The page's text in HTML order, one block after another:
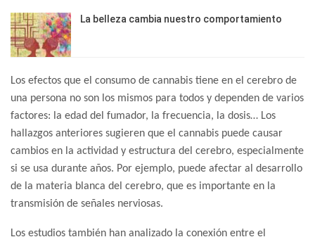
La belleza cambia nuestro comportamiento
Los efectos que el consumo de cannabis tiene en el cerebro de
una persona no son los mismos para todos y dependen de varios
factores: la edad del fumador, la frecuencia, la dosis… Los
hallazgos anteriores sugieren que el cannabis puede causar
cambios en la actividad y estructura del cerebro, especialmente
si se usa durante años. Por ejemplo, puede afectar al desarrollo
de la materia blanca del cerebro, que es importante en la
transmisión de señales nerviosas.
Los estudios también han analizado la conexión entre el